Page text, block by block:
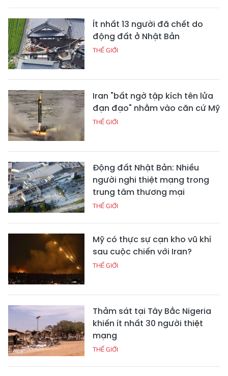
Ít nhất 13 người đã chết do
động đất ở Nhật Bản
THẾ GIỚI
Iran "bất ngờ tập kích tên lửa
đạn đạo" nhằm vào căn cứ Mỹ
THẾ GIỚI
Động đất Nhật Bản: Nhiều
người nghi thiệt mạng trong
trung tâm thương mại
THẾ GIỚI
Mỹ có thực sự cạn kho vũ khí
sau cuộc chiến với Iran?
THẾ GIỚI
Thảm sát tại Tây Bắc Nigeria
khiến ít nhất 30 người thiệt
mạng
THẾ GIỚI